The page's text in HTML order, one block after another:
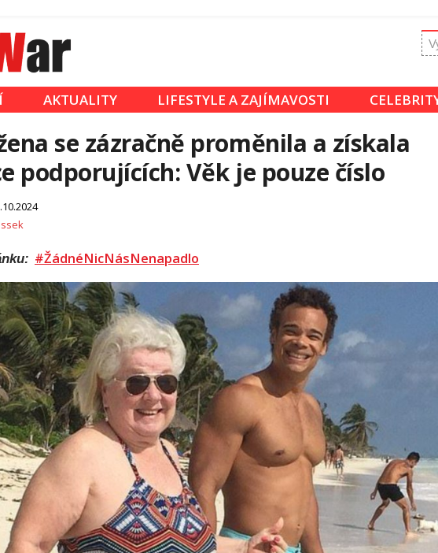
AKTUALITY LIFESTYLE A ZAJÍMAVOSTI
se zázračně proměnila a získala
podporujících: Věk je pouze číslo
#ŽádnéNicNásNenapadlo